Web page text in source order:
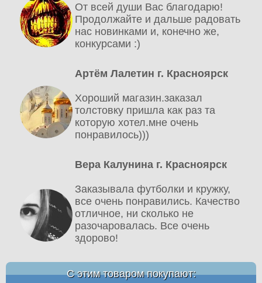
От всей души Вас благодарю!
Продолжайте и дальше радовать
нас новинками и, конечно же,
конкурсами :)
Артём Лалетин г. Красноярск
Хороший магазин.заказал
толстовку пришла как раз та
которую хотел.мне очень
понравилось)))
Вера Калунина г. Красноярск
Заказывала футболки и кружку,
все очень понравились. Качество
отличное, ни сколько не
разочаровалась. Все очень
здорово!
С этим товаром покупают: